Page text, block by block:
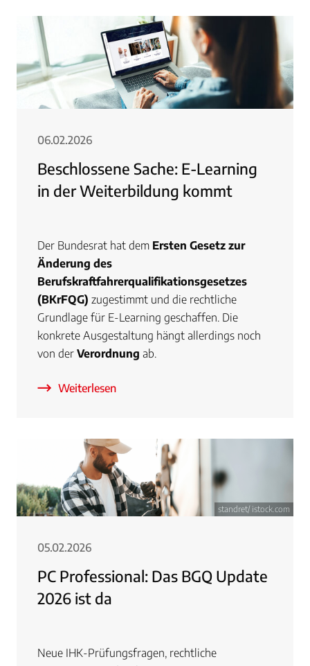
06.02.2026
Beschlossene Sache: E-Learning
in der Weiterbildung kommt
Der Bundesrat hat dem Ersten Gesetz zur
Änderung des
Berufskraftfahrerqualifikationsgesetzes
(BKrFQG) zugestimmt und die rechtliche
Grundlage für E-Learning geschaffen. Die
konkrete Ausgestaltung hängt allerdings noch
von der Verordnung ab.
Weiterlesen
standret/ istock.com
05.02.2026
PC Professional: Das BGQ Update
2026 ist da
Neue IHK-Prüfungsfragen, rechtliche